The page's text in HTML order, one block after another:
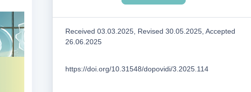
Received 03.03.2025, Revised 30.05.2025, Accepted
26.06.2025
https://doi.org/10.31548/dopovidi/3.2025.114